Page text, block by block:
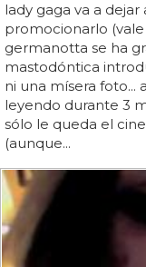
lady gaga va a dejar
promocionarlo (vale
germanotta se ha
mastodóntica
ni una mísera foto...
leyendo durante 3
sólo le queda el
(aunque...